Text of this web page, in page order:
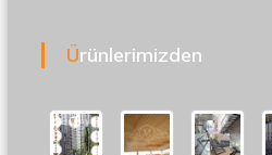
Ürünlerimizden